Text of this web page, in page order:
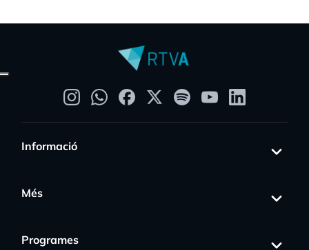
Informació
Més
Programes